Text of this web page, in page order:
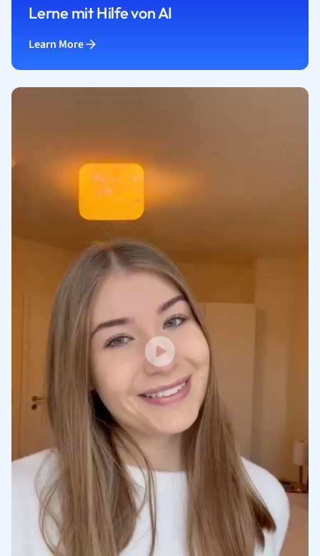
Lerne mit Hilfe von AI
Learn More